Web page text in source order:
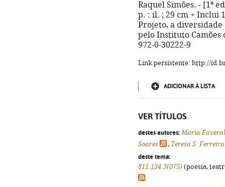
Raquel Simões. - [1ª
p. : il. ; 29 cm + Inclui
Projeto, a
pelo Instituto Camões
972-0-30222-9
Link persistente: http://
ADICIONAR À LISTA
VER TÍTULOS
destes autores: Maria Favero
Soares
, Teresa S. Ferreira
deste tema:
811.134.3(075) (poesia,